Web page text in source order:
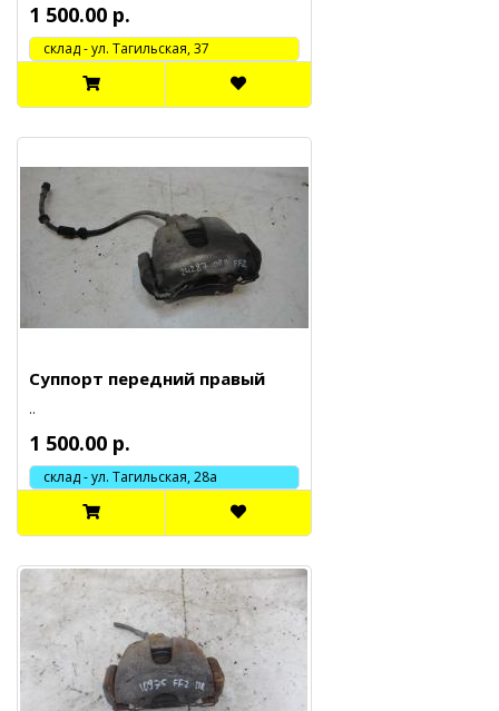
1 500.00 р.
cклад - ул. Тагильская, 37
Суппорт передний правый
..
1 500.00 р.
склад - ул. Тагильская, 28а